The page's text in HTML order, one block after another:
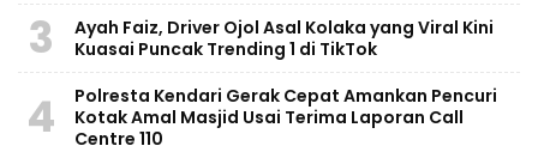
3
Ayah Faiz, Driver Ojol Asal Kolaka yang Viral Kini
Kuasai Puncak Trending 1 di TikTok
4
Polresta Kendari Gerak Cepat Amankan Pencuri
Kotak Amal Masjid Usai Terima Laporan Call
Centre 110